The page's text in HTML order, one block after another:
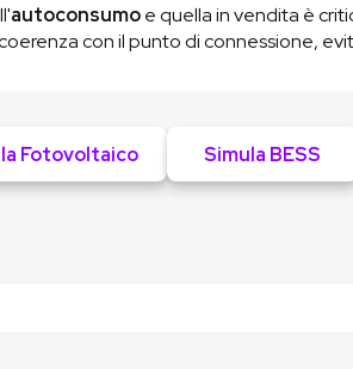
autoconsumoe quella in vendita è
con il punto di connessione,
Fotovoltaico Simula BESS